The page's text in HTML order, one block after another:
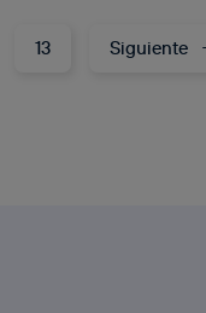
13 Siguiente